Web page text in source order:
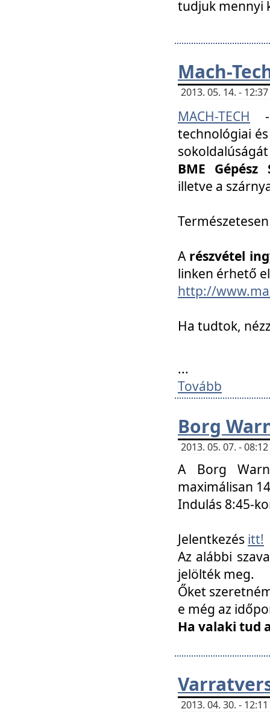
tudjuk mennyi
Mach-
2013. 05. 14. -
MACH-TECH
technológiai
BME
illetve a
A részvétel
linken érhető
http://
Ha tudtok,
...
Tovább
Borg
2013. 05. 07. -
A Borg
maximálisan
Indulás 8:45-
Jelentkezés itt!
Az alábbi
jelölték meg.
Őket
e még az
Ha valaki tud
2013. 04. 30. -